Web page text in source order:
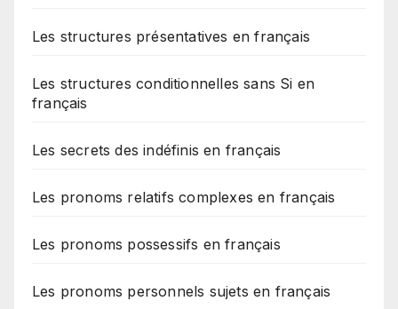
Les structures présentatives en français
Les structures conditionnelles sans Si en
français
Les secrets des indéfinis en français
Les pronoms relatifs complexes en français
Les pronoms possessifs en français
Les pronoms personnels sujets en français